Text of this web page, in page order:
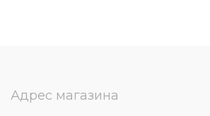
Адрес магазина